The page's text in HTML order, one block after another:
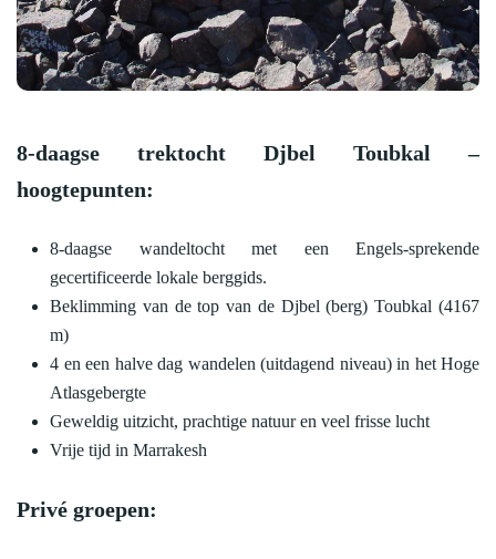
8-daagse trektocht Djbel Toubkal –
hoogtepunten:
8-daagse wandeltocht met een Engels-sprekende
gecertificeerde lokale berggids.
Beklimming van de top van de Djbel (berg) Toubkal (4167
m)
4 en een halve dag wandelen (uitdagend niveau) in het Hoge
Atlasgebergte
Geweldig uitzicht, prachtige natuur en veel frisse lucht
Vrije tijd in Marrakesh
Privé groepen: